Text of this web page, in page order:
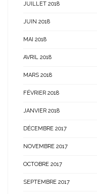
JUILLET 2018
JUIN 2018
MAI 2018
AVRIL 2018
MARS 2018
FÉVRIER 2018
JANVIER 2018
DÉCEMBRE 2017
NOVEMBRE 2017
OCTOBRE 2017
SEPTEMBRE 2017